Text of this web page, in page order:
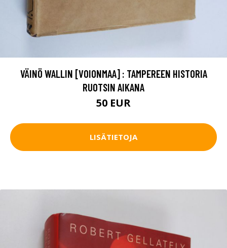
VÄINÖ WALLIN [VOIONMAA] : TAMPEREEN HISTORIA
RUOTSIN AIKANA
50 EUR
LISÄTIETOJA